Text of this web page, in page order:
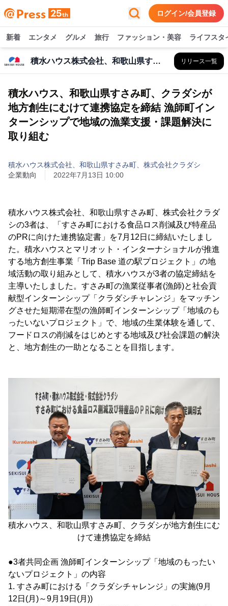
ログイン/会員登録
新着 エンタメ グルメ 旅行 ファッション・美容 ライフスタ
積水ハウス株式会社、和歌山県すさみ町、株式会社クラダシ リリース一覧
積水ハウス、和歌山県すさみ町、クラダシが
地方創生にむけて連携協定を締結 漁師町イン
ターンシップで地域の漁業支援・課題解決に
取り組む
積水ハウス株式会社、和歌山県すさみ町、株式会社クラダシ
企業動向
2022年7月13日 10:00
積水ハウス株式会社、和歌山県すさみ町、株式会社クラダ
シの3者は、「すさみ町における食品ロス削減及び特産品
のPRに向けた連携協定書」を7月12日に締結いたしまし
た。積水ハウスとマリオット・インターナショナルが推進
する地方創生事業「Trip Base 道の駅プロジェクト」の地
域活動の取り組みとして、積水ハウスが3者の協定締結を
主導いたしました。すさみ町の漁業従事者(漁師)と社会貢
献型インターンシップ「クラダシチャレンジ」をマッチン
グさせた短期滞在型の漁師町インターンシップ「地域のも
ったいないプロジェクト」で、地域の生業体験を通して、
フードロスの削減をはじめとする地域及び社会課題の解決
と、地方創生の一助となることを目指します。
積水ハウス、和歌山県すさみ町、クラダシが地方創生にむ
けて連携協定を締結
●3者共同企画 漁師町インターンシップ「地域のもったい
ないプロジェクト」の内容
1. すさみ町における「クラダシチャレンジ」の実施(9月
12日(月)～9月19日(月))